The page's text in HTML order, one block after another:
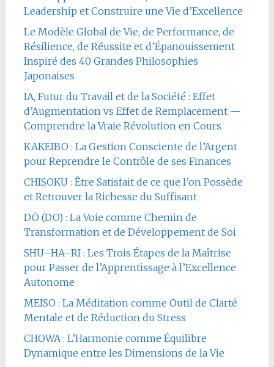
Leadership et Construire une Vie d’Excellence
Le Modèle Global de Vie, de Performance, de
Résilience, de Réussite et d’Épanouissement
Inspiré des 40 Grandes Philosophies
Japonaises
IA, Futur du Travail et de la Société : Effet
d’Augmentation vs Effet de Remplacement —
Comprendre la Vraie Révolution en Cours
KAKEIBO : La Gestion Consciente de l’Argent
pour Reprendre le Contrôle de ses Finances
CHISOKU : Être Satisfait de ce que l’on Possède
et Retrouver la Richesse du Suffisant
DŌ (DO) : La Voie comme Chemin de
Transformation et de Développement de Soi
SHU–HA–RI : Les Trois Étapes de la Maîtrise
pour Passer de l’Apprentissage à l’Excellence
Autonome
MEISO : La Méditation comme Outil de Clarté
Mentale et de Réduction du Stress
CHOWA : L’Harmonie comme Équilibre
Dynamique entre les Dimensions de la Vie